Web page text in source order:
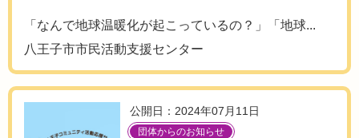
「なんで地球温暖化が起こっているの？」「地球...
八王子市市民活動支援センター
公開日：2024年07月11日
団体からのお知らせ